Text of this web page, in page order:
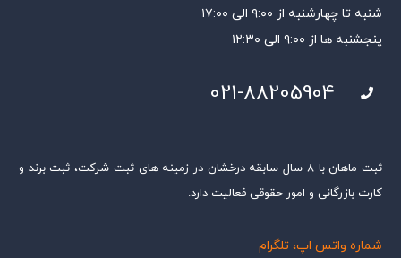
شنبه تا چهارشنبه از ۹:۰۰ الی ۱۷:۰۰
پنجشنبه ها از ۹:۰۰ الی ۱۲:۳۰
021-88205904
ثبت ماهان با ۸ سال سابقه درخشان در زمینه های ثبت شرکت، ثبت برند و
کارت بازرگانی و امور حقوقی فعالیت دارد.
شماره واتس اپ، تلگرام